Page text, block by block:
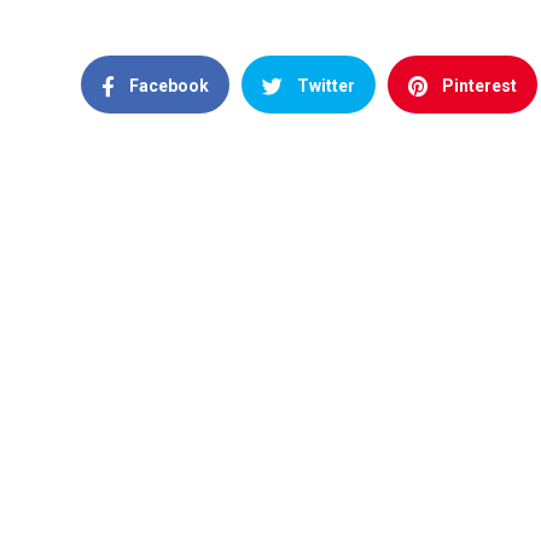
Facebook Twitter Pinterest